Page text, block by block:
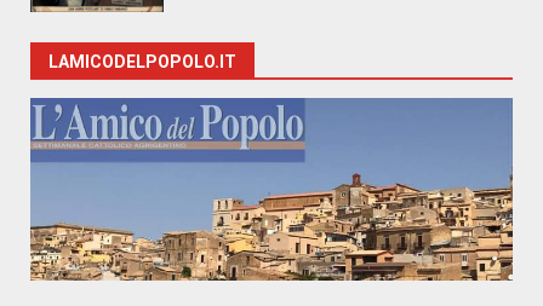
LAMICODELPOPOLO.IT